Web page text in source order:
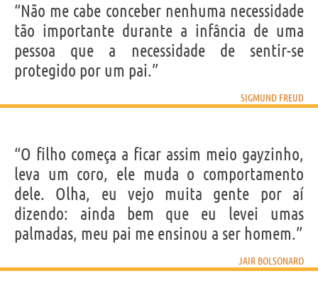
“Não me cabe conceber nenhuma necessidade
tão importante durante a infância de uma
pessoa que a necessidade de sentir-se
protegido por um pai.”
SIGMUND FREUD
“O filho começa a ficar assim meio gayzinho,
leva um coro, ele muda o comportamento
dele. Olha, eu vejo muita gente por aí
dizendo: ainda bem que eu levei umas
palmadas, meu pai me ensinou a ser homem.”
JAIR BOLSONARO